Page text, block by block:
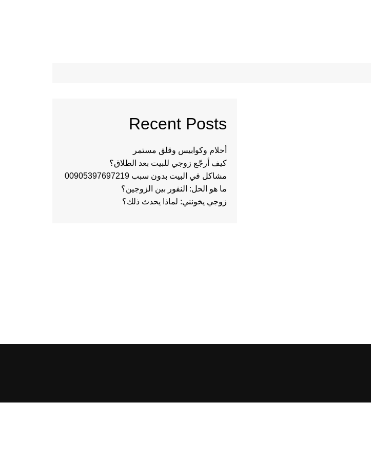
Recent Posts
أحلام وكوابيس وقلق مستمر
كيف أرجّع زوجي للبيت بعد الطلاق؟
مشاكل في البيت بدون سبب 00905397697219
ما هو الحل: النفور بين الزوجين؟
زوجي يخونني: لماذا يحدث ذلك؟